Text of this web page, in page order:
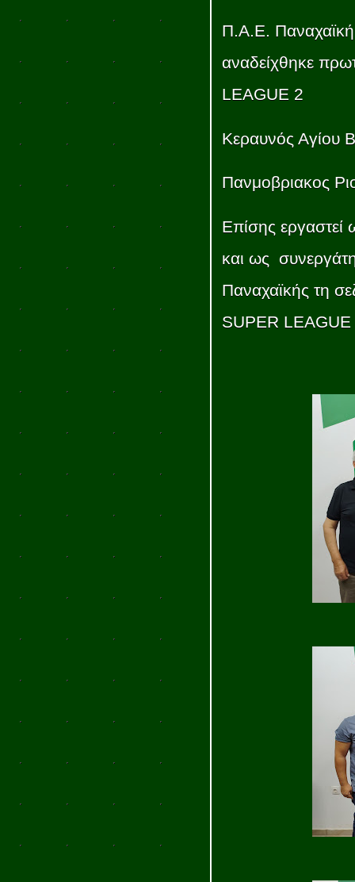
Π.Α.Ε.
αναδείχθηκε
LEAGUE 2
Κεραυνός Αγίου
Πανμοβριακος
Επίσης εργαστεί
και ως
Παναχαϊκής τη
SUPER LEAGUE